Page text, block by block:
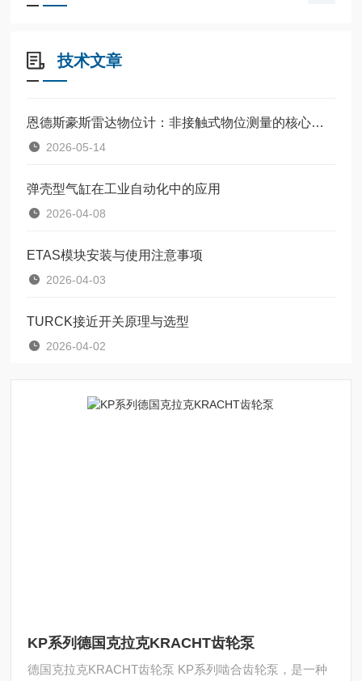
技术文章
恩德斯豪斯雷达物位计：非接触式物位测量的核心设备
2026-05-14
弹壳型气缸在工业自动化中的应用
2026-04-08
ETAS模块安装与使用注意事项
2026-04-03
TURCK接近开关原理与选型
2026-04-02
KP系列德国克拉克KRACHT齿轮泵
德国克拉克KRACHT齿轮泵 KP系列啮合齿轮泵，是一种